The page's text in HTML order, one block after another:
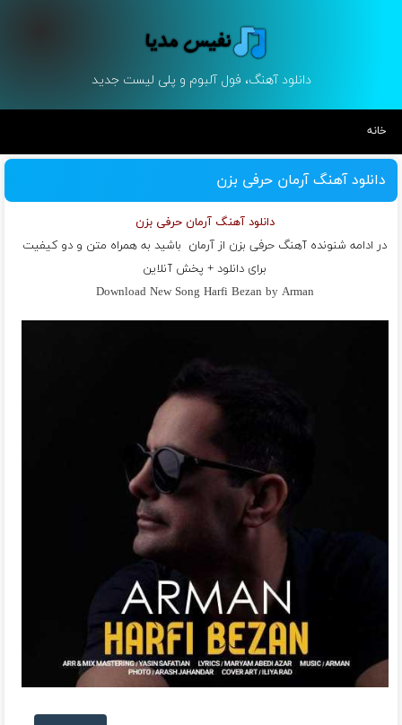
دانلود آهنگ، فول آلبوم و پلی لیست جدید
خانه
دانلود آهنگ آرمان حرفی بزن
دانلود آهنگ آرمان حرفی بزن
در ادامه شنونده آهنگ حرفی بزن از آرمان باشید به همراه متن و دو کیفیت
برای دانلود + پخش آنلاین
Download New Song Harfi Bezan by Arman